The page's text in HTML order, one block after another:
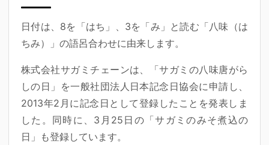
日付は、8を「はち」、3を「み」と読む 「八味（は
ちみ）」の語呂合わせに由来します。
株式会社サガミチェーンは、「サガミの八味唐がら
しの日」を一般社団法人日本記念日協会に申請し、
2013年2月に記念日として登録したことを発表しま
した。同時に、3月25日の「サガミのみそ煮込の
日」も登録しています。